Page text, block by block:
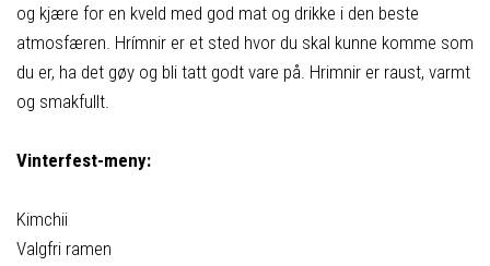
og kjære for en kveld med god mat og drikke i den beste
atmosfæren. Hrímnir er et sted hvor du skal kunne komme som
du er, ha det gøy og bli tatt godt vare på. Hrimnir er raust, varmt
og smakfullt.
Vinterfest-meny:
Kimchii
Valgfri ramen